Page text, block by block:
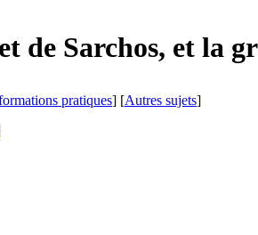
de Sarchos, et la
pratiques] [Autres sujets]